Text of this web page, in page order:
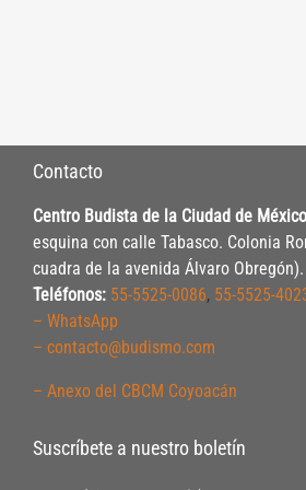
Contacto
Centro Budista de la Ciudad de
esquina con calle Tabasco. Colonia
cuadra de la avenida Álvaro Obregón).
Teléfonos: 55-5525-0086, 55-5525-
– WhatsApp
– contacto@budismo.com
– Anexo del CBCM Coyoacán
Suscríbete a nuestro boletín